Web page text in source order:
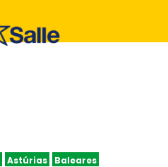
Astúrias
Baleares